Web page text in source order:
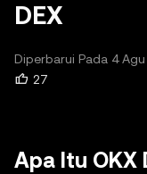
DEX
Diperbarui Pada 4
27
Apa Itu OKX